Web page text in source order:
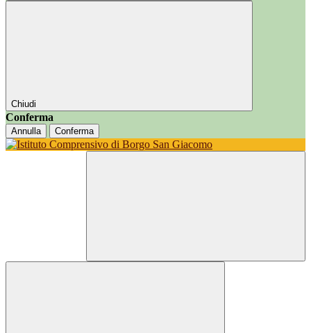
Chiudi
Conferma
Annulla Conferma